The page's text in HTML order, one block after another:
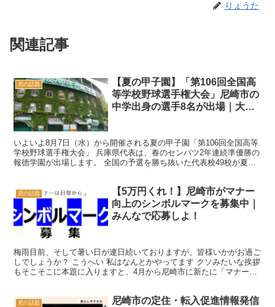
りょうた
関連記事
尼の話題
【夏の甲子園】「第106回全国高
等学校野球選手権大会」尼崎市の
中学出身の選手8名が出場｜大会
いよいよ8月7日（水）から開催される夏の甲子園「第106回全国高等
学校野球選手権大会」 兵庫県代表は、春のセンバツ2年連続準優勝の
報徳学園が出場します。 全国の予選を勝ち抜いた代表校49校が夏の
尼の話題
【5万円くれ！】尼崎市がマナー
向上のシンボルマークを募集中｜
みんなで応募しよ！
梅雨目前、そして暑い日が連日続いておりますが、皆様いかがお過ご
しでしょうか？ こうへい 私はなんとかやってます クソみたいな挨拶
もそこそこに本題に入りますと、4月から尼崎市に新たに「マナー向
尼の話題
尼崎市の定住・転入促進情報発信